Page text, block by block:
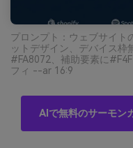
プロンプト：ウェブサイト
ットデザイン、デバイス
#FA8072、補助要素に
フィ --ar 16:9
AIで無料のサーモン